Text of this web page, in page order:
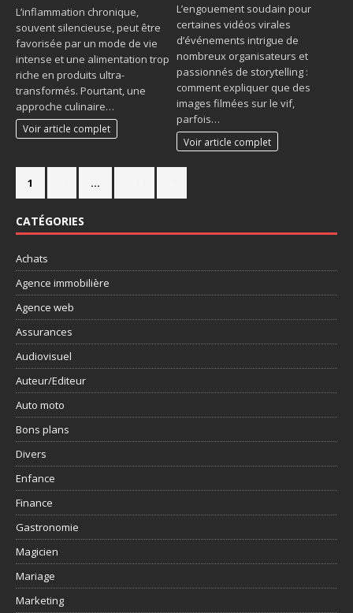
L’inflammation chronique,
souvent silencieuse, peut être
favorisée par un mode de vie
intense et une alimentation trop
riche en produits ultra-
transformés. Pourtant, une
approche culinaire…
Voir article complet
L’engouement soudain pour
certaines vidéos virales
d’événements intrigue de
nombreux organisateurs et
passionnés de storytelling :
comment expliquer que des
images filmées sur le vif,
parfois…
Voir article complet
1 …
CATÉGORIES
Achats
Agence immobilière
Agence web
Assurances
Audiovisuel
Auteur/Editeur
Auto moto
Bons plans
Divers
Enfance
Finance
Gastronomie
Magicien
Mariage
Marketing